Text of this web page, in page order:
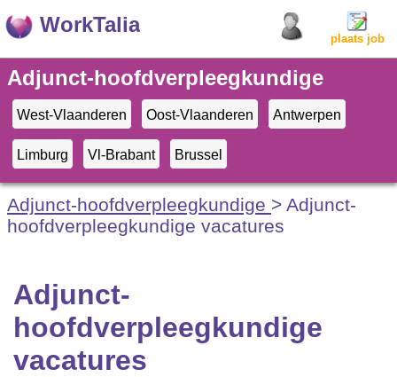
WorkTalia
plaats job
Adjunct-hoofdverpleegkundige
vacatures
West-Vlaanderen Oost-Vlaanderen Antwerpen
Limburg Vl-Brabant Brussel
Adjunct-hoofdverpleegkundige > Adjunct-
hoofdverpleegkundige vacatures
Adjunct-
hoofdverpleegkundige
vacatures